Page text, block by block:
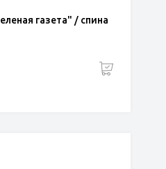
газета" / спина